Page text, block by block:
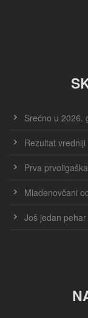
Srećno u 2026.
Rezultat
Prva
Mladenovčani
Još jedan